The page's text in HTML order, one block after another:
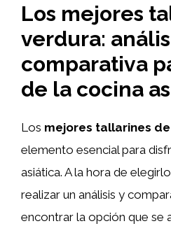
Los mejores
verdura:
comparativa
de la cocina
Los mejores tallarines
elemento esencial para
asiática. A la hora de
realizar un análisis y
encontrar la opción que se